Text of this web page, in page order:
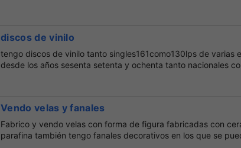
discos de vinilo
tengo discos de vinilo tanto singles161como130lps de varias
desde los años sesenta setenta y ochenta tanto nacionales
Vendo velas y fanales
Fabrico y vendo velas con forma de figura fabricadas con
parafina también tengo fanales decorativos en los que se